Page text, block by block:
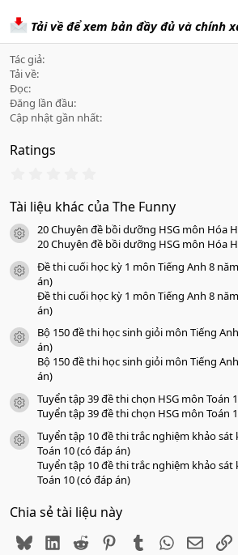
Tải về để xem bản đầy đủ và chính
Tác giả
Tải về
Đọc
Đăng lần đầu
Cập nhật gần nhất
Ratings
0
0
s
a
o
Tài liệu khác của The Funny
icon tài liệu
20 Chuyên đề bồi dưỡng HSG môn Hóa
20 Chuyên đề bồi dưỡng HSG môn Hóa
icon tài liệu
Đề thi cuối học kỳ 1 môn Tiếng Anh 8
án)
Đề thi cuối học kỳ 1 môn Tiếng Anh 8
án)
icon tài liệu
Bộ 150 đề thi học sinh giỏi môn Tiếng
án)
Bộ 150 đề thi học sinh giỏi môn Tiếng
án)
icon tài liệu
Tuyển tập 39 đề thi chọn HSG môn Toán
Tuyển tập 39 đề thi chọn HSG môn Toán
icon tài liệu
Tuyển tập 10 đề thi trắc nghiệm khảo
Toán 10 (có đáp án)
Tuyển tập 10 đề thi trắc nghiệm khảo
Toán 10 (có đáp án)
Chia sẻ tài liệu này
BlueskyLinkedIn
Reddit PinterestTumblr WhatsApp
Email